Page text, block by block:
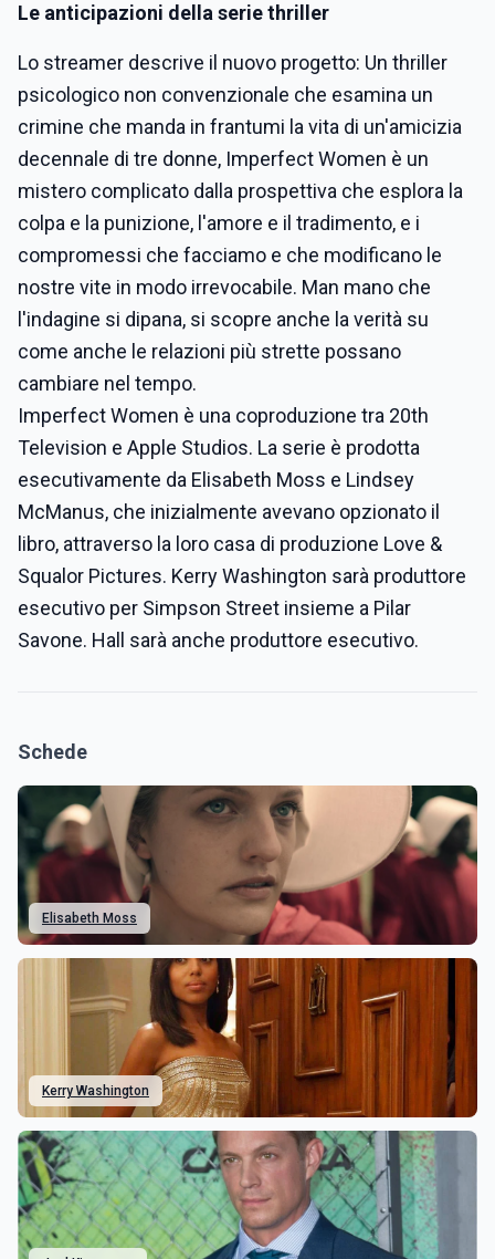
Le anticipazioni della serie thriller
Lo streamer descrive il nuovo progetto: Un thriller
psicologico non convenzionale che esamina un
crimine che manda in frantumi la vita di un'amicizia
decennale di tre donne, Imperfect Women è un
mistero complicato dalla prospettiva che esplora la
colpa e la punizione, l'amore e il tradimento, e i
compromessi che facciamo e che modificano le
nostre vite in modo irrevocabile. Man mano che
l'indagine si dipana, si scopre anche la verità su
come anche le relazioni più strette possano
cambiare nel tempo.
Imperfect Women è una coproduzione tra 20th
Television e Apple Studios. La serie è prodotta
esecutivamente da Elisabeth Moss e Lindsey
McManus, che inizialmente avevano opzionato il
libro, attraverso la loro casa di produzione Love &
Squalor Pictures. Kerry Washington sarà produttore
esecutivo per Simpson Street insieme a Pilar
Savone. Hall sarà anche produttore esecutivo.
Schede
Elisabeth Moss
Kerry Washington